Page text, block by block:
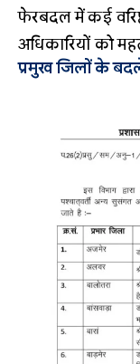
फेरबदल में कई
अधिकारियों को
प्रमुख जिलों के बदले